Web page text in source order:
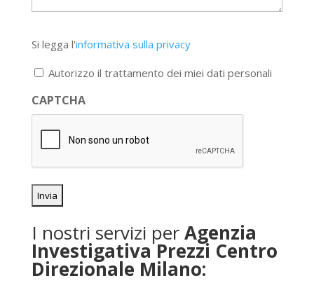
legga
l'informativa
privacy
*
Si legga l'informativa sulla privacy
Autorizzo il trattamento dei miei dati personali
CAPTCHA
I nostri servizi perAgenzia
Investigativa Prezzi Centro
Direzionale Milano: